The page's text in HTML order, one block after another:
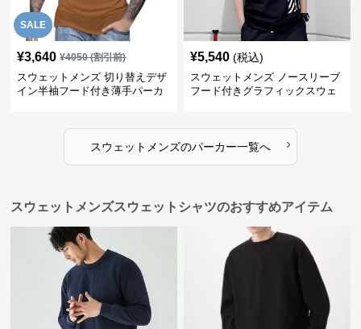
SALE
¥3,640 ¥4050(割引前)
スウェットメンズ 切り替えデザ
イン半袖フード付き薄手パーカ
¥5,540 (税込)
スウェットメンズ ノースリーブ
フード付きグラフィックスウェ
スウェットメンズのパーカー一覧へ ›
スウェットメンズスウェットシャツのおすすめアイテム